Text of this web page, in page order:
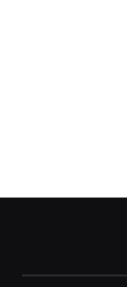
أنها تسير
يقترب رئيس